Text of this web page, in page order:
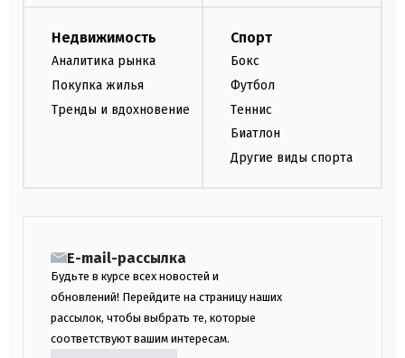
Недвижимость
Аналитика рынка
Покупка жилья
Тренды и вдохновение
Спорт
Бокс
Футбол
Теннис
Биатлон
Другие виды спорта
E-mail-рассылка
Будьте в курсе всех новостей и
обновлений! Перейдите на страницу наших
рассылок, чтобы выбрать те, которые
соответствуют вашим интересам.